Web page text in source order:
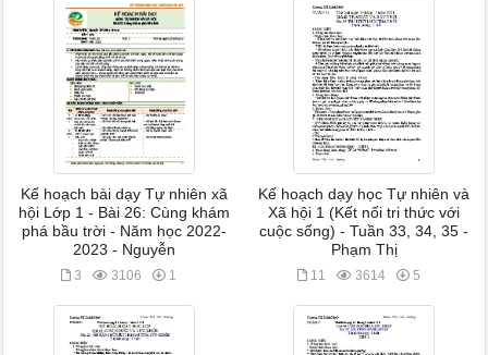
Kế hoạch bài dạy Tự nhiên xã
hội Lớp 1 - Bài 26: Cùng khám
phá bầu trời - Năm học 2022-
2023 - Nguyễn
3 3106 1
Kế hoạch dạy học Tự nhiên và
Xã hội 1 (Kết nối tri thức với
cuộc sống) - Tuần 33, 34, 35 -
Phạm Thị
11 3614 5